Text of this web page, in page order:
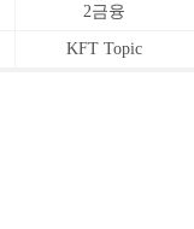
2금융
KFT Topic